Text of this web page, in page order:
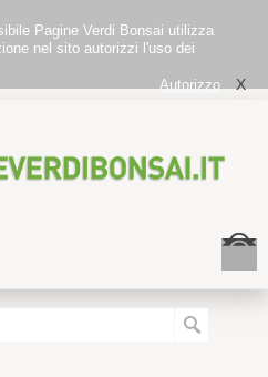
Pagine Verdi Bonsai utilizza
nel sito autorizzi l'uso dei
Autorizzo
X